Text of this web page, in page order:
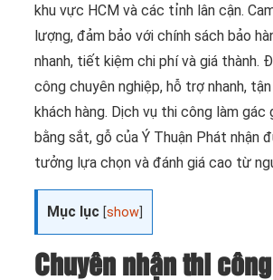
khu vực HCM và các tỉnh lân cận.
lượng, đảm bảo với chính sách bảo
nhanh, tiết kiệm chi phí và giá thành.
công chuyên nghiệp, hỗ trợ nhanh,
khách hàng. Dịch vụ thi công làm gác
bằng sắt, gỗ của Ý Thuận Phát nhận
tưởng lựa chọn và đánh giá cao từ
Mục lục [show
Chuyên nhận thi